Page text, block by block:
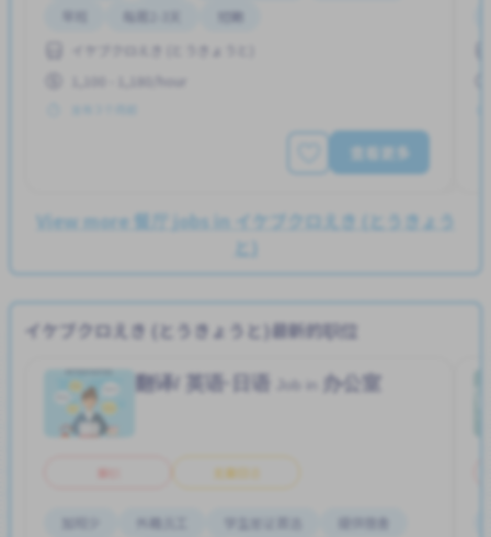
每周2-3天
短期
イケブクロえき (とうきょうと)
1,100 - 1,180/hour
查看更多
View more 餐厅 jobs in イケブクロえき (とうきょう
と)
イケブクロえき (とうきょうと)最新的职位
翻译/ 英语·日语 办公室
兼职 无需日语
加班少 外籍员工 学生签证首选
提供宿舍